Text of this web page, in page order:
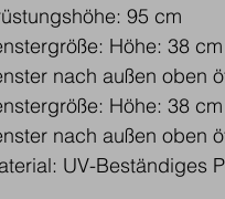
95 cm
Höhe: 38
nach außen oben
Höhe: 38
nach außen oben
UV-Beständiges